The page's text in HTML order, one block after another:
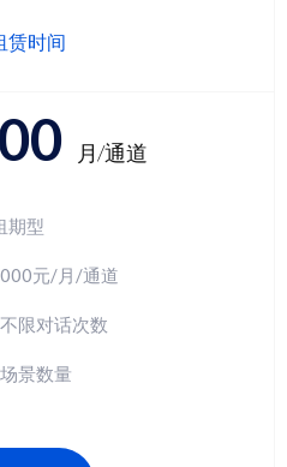
赁时间
月/通道
期型
元/月/通道
限对话次数
景数量